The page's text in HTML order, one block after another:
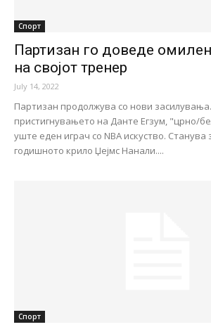
Спорт
Партизан го доведе
на својот тренер
July 14, 2022
Партизан продолжува со нови
пристигнувањето на Данте Егзум, "црно/
уште еден играч со NBA искуство. Станува
годишното крило Џејмс Нанали....
Спорт